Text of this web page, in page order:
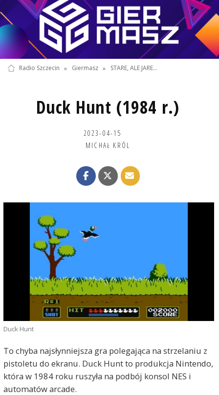
Radio Szczecin » Giermasz » STARE, ALE JARE...
Duck Hunt (1984 r.)
2023-04-15
MICHAŁ KRÓL
Duck Hunt
To chyba najsłynniejsza gra polegająca na strzelaniu z
pistoletu do ekranu. Duck Hunt to produkcja Nintendo,
która w 1984 roku ruszyła na podbój konsol NES i
automatów arcade.